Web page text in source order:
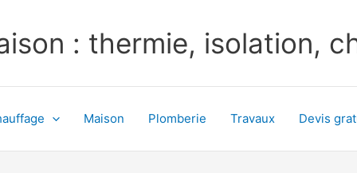
: thermie, isolation,
Maison Plomberie Travaux Devis